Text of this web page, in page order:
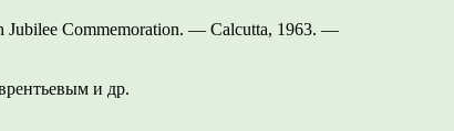
Jubilee Commemoration. — Calcutta, 1963. —
и др.